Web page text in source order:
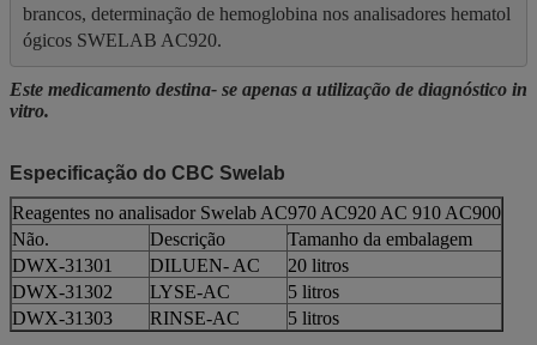
brancos, determinação de hemoglobina nos analisadores hematol
ógicos SWELAB AC920.
Este medicamento destina- se apenas a utilização de diagnóstico in
vitro.
Especificação do CBC Swelab
Reagentes no analisador Swelab AC970 AC920 AC 910 AC900
Não.
Descrição
Tamanho da embalagem
DWX-31301
DILUEN- AC
20 litros
DWX-31302
LYSE-AC
5 litros
DWX-31303
RINSE-AC 5 litros